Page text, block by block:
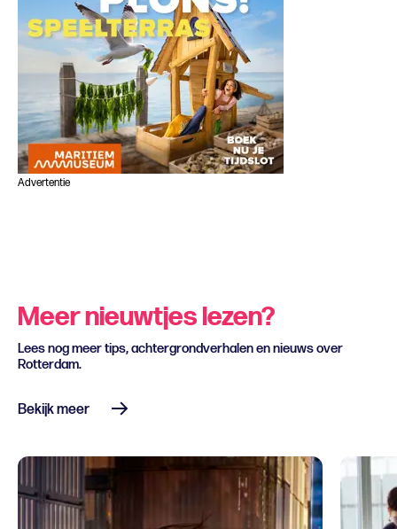
Advertentie
Meer nieuwtjes lezen?
Lees nog meer tips, achtergrondverhalen en nieuws over
Rotterdam.
Bekijk meer